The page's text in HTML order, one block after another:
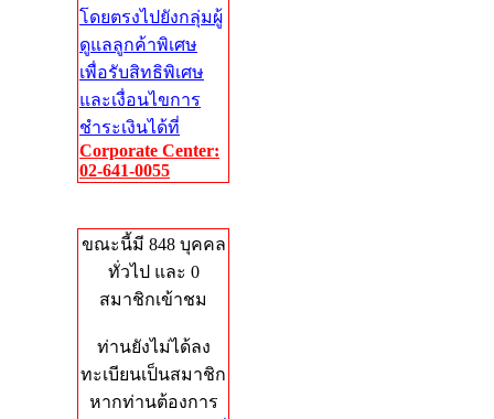
โดยตรงไปยังกลุ่มผู้
ดูแลลูกค้าพิเศษ
เพื่อรับสิทธิพิเศษ
และเงื่อนไขการ
ชำระเงินได้ที่
Corporate Center:
02-641-0055
ขณะนี้มี 848 บุคคล
ทั่วไป และ 0
สมาชิกเข้าชม
ท่านยังไม่ได้ลง
ทะเบียนเป็นสมาชิก
หากท่านต้องการ